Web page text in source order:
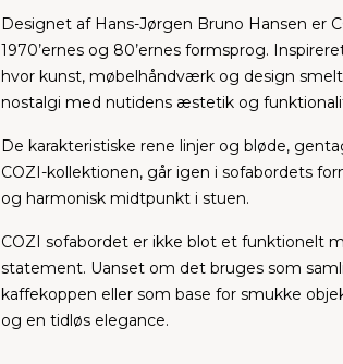
Designet af Hans-Jørgen Bruno Hansen er
1970’ernes og 80’ernes formsprog.
hvor kunst, møbelhåndværk og design
nostalgi med nutidens æstetik og
De karakteristiske rene linjer og bløde,
COZI-kollektionen, går igen i sofabordets
og harmonisk midtpunkt i stuen.
COZI sofabordet er ikke blot et funktionelt
statement. Uanset om det bruges som
kaffekoppen eller som base for smukke
og en tidløs elegance.